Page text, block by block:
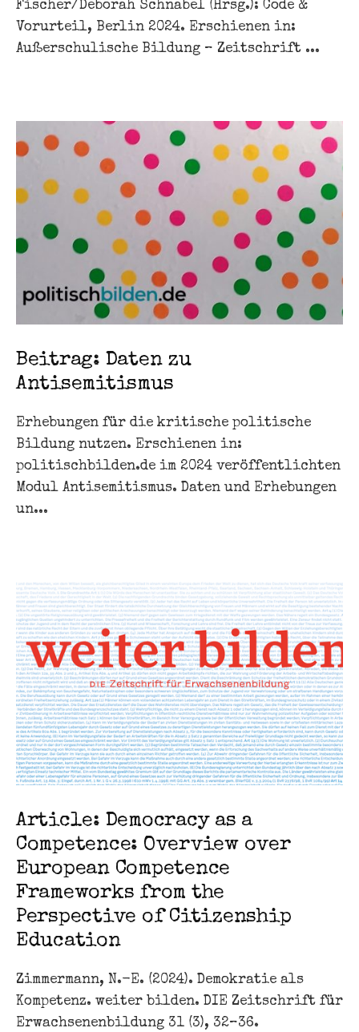
Fischer/Deborah Schnabel (Hrsg.): Code &
Vorurteil, Berlin 2024. Erschienen in:
Außerschulische Bildung – Zeitschrift ...
Beitrag: Daten zu
Antisemitismus
Erhebungen für die kritische politische
Bildung nutzen. Erschienen in:
politischbilden.de im 2024 veröffentlichten
Modul Antisemitismus. Daten und Erhebungen
un...
Article: Democracy as a
Competence: Overview over
European Competence
Frameworks from the
Perspective of Citizenship
Education
Zimmermann, N.-E. (2024). Demokratie als
Kompetenz. weiter bilden. DIE Zeitschrift für
Erwachsenenbildung 31 (3), 32–36.